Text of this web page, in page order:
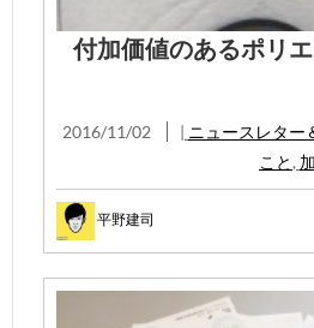
付加価値のあるポリ
2016/11/02 | ニュースレター
こと ,
平野建司